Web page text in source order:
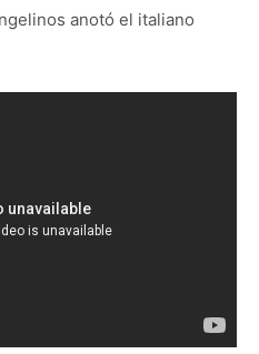
anotó el italiano